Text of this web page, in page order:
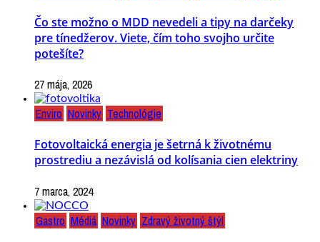
Čo ste možno o MDD nevedeli a tipy na darčeky
pre tínedžerov. Viete, čím toho svojho určite
potešíte?
27 mája, 2026
Enviro Novinky Technológie
Fotovoltaická energia je šetrná k životnému
prostrediu a nezávislá od kolísania cien elektriny
7 marca, 2024
Gastro Médiá Novinky Zdravý životný štýl